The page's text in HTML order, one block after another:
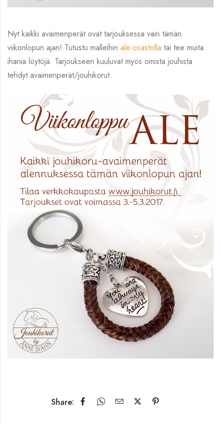
Nyt kaikki avaimenperät ovat tarjouksessa vain tämän
viikonlopun ajan! Tutustu malleihin ale-osastolla tai tee muita
ihania löytöjä. Tarjoukseen kuuluvat myös omista jouhista
tehdyt avaimenperät/jouhikorut.
Share: